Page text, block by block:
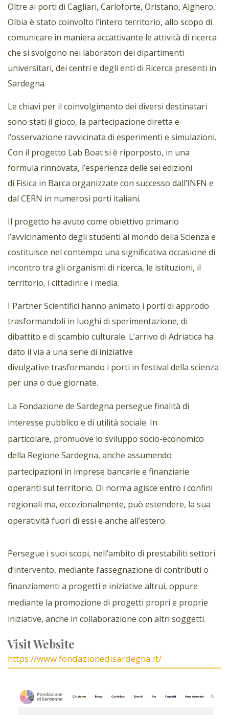
Oltre ai porti di Cagliari, Carloforte, Oristano, Alghero,
Olbia è stato coinvolto l’intero territorio, allo scopo di
comunicare in maniera accattivante le attività di ricerca
che si svolgono nei laboratori dei dipartimenti
universitari, dei centri e degli enti di Ricerca presenti in
Sardegna.
Le chiavi per il coinvolgimento dei diversi destinatari
sono stati il gioco, la partecipazione diretta e
l’osservazione ravvicinata di esperimenti e simulazioni.
Con il progetto Lab Boat si è riporposto, in una
formula rinnovata, l’esperienza delle sei edizioni
di Fisica in Barca organizzate con successo dall’INFN e
dal CERN in numerosi porti italiani.
Il progetto ha avuto come obiettivo primario
l’avvicinamento degli studenti al mondo della Scienza e
costituisce nel contempo una significativa occasione di
incontro tra gli organismi di ricerca, le istituzioni, il
territorio, i cittadini e i media.
I Partner Scientifici hanno animato i porti di approdo
trasformandoli in luoghi di sperimentazione, di
dibattito e di scambio culturale. L’arrivo di Adriatica ha
dato il via a una serie di iniziative
divulgative trasformando i porti in festival della scienza
per una o due giornate.
La Fondazione de Sardegna persegue finalità di
interesse pubblico e di utilità sociale. In
particolare, promuove lo sviluppo socio-economico
della Regione Sardegna, anche assumendo
partecipazioni in imprese bancarie e finanziarie
operanti sul territorio. Di norma agisce entro i confini
regionali ma, eccezionalmente, può estendere, la sua
operatività fuori di essi e anche all’estero.
Persegue i suoi scopi, nell’ambito di prestabiliti settori
d’intervento, mediante l’assegnazione di contributi o
finanziamenti a progetti e iniziative altrui, oppure
mediante la promozione di progetti propri e proprie
iniziative, anche in collaborazione con altri soggetti.
Visit Website
https://www.fondazionedisardegna.it/